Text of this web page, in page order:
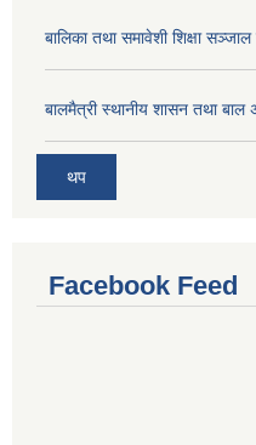
बालिका तथा समावेशी शिक्षा
बालमैत्री स्थानीय शासन तथा बाल
थप
Facebook Feed